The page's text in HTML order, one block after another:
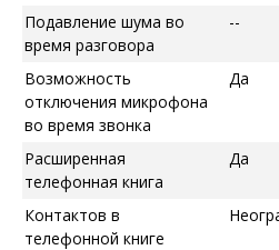
Подавление шума во
время разговора
--
Возможность
отключения микрофона
во время звонка
Да
Расширенная
телефонная книга
Да
Контактов в
телефонной книге